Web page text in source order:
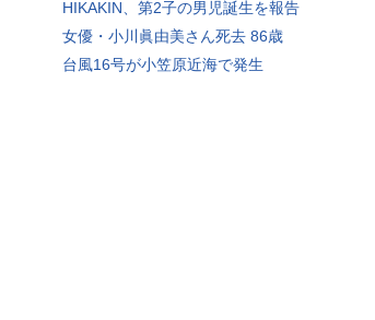
HIKAKIN、第2子の男児誕生を報告
女優・小川眞由美さん死去 86歳
台風16号が小笠原近海で発生